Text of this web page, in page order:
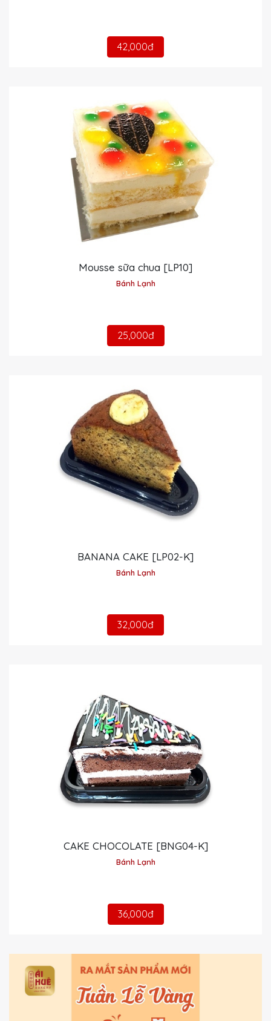
42,000đ
Mousse sữa chua [LP10]
Bánh Lạnh
25,000đ
BANANA CAKE [LP02-K]
Bánh Lạnh
32,000đ
CAKE CHOCOLATE [BNG04-K]
Bánh Lạnh
36,000đ